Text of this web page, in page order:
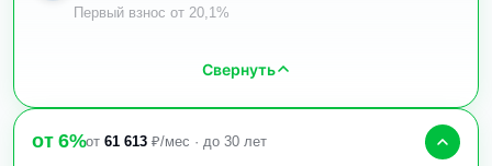
Первый взнос от 20,1%
Свернуть
от 6%от61 613 ₽/мес · до 30 лет